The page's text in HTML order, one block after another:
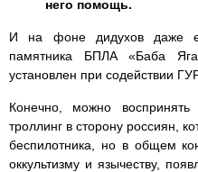
него помощь.
И на фоне дидухов даже
памятника БПЛА «Баба
установлен при содействии
Конечно, можно
троллинг в сторону россиян,
беспилотника, но в общем
оккультизму и язычеству,